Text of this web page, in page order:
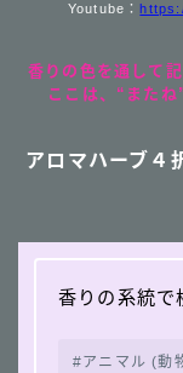
Youtube：
香りの色を通して
ここは、“またね
アロマハーブ４
香りの系統で
アニマル (動